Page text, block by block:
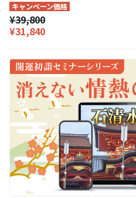
キャンペーン価格
¥39,800
¥31,840